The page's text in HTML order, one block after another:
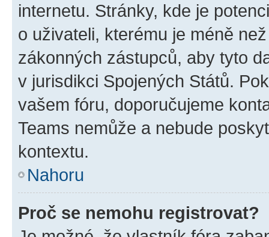
internetu. Stránky, kde je
o uživateli, kterému je méně
zákonných zástupců, aby tyto
v jurisdikci Spojených Států.
vašem fóru, doporučujeme
Teams nemůže a nebude
kontextu.
Nahoru
Proč se nemohu registrovat?